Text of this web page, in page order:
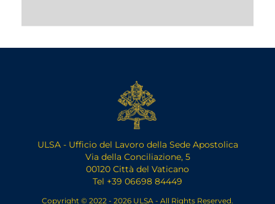
ULSA - Ufficio del Lavoro della Sede Apostolica
Via della Conciliazione, 5
00120 Città del Vaticano
Tel +39 06698 84449
Copyright © 2022 - 2026 ULSA - All Rights Reserved.